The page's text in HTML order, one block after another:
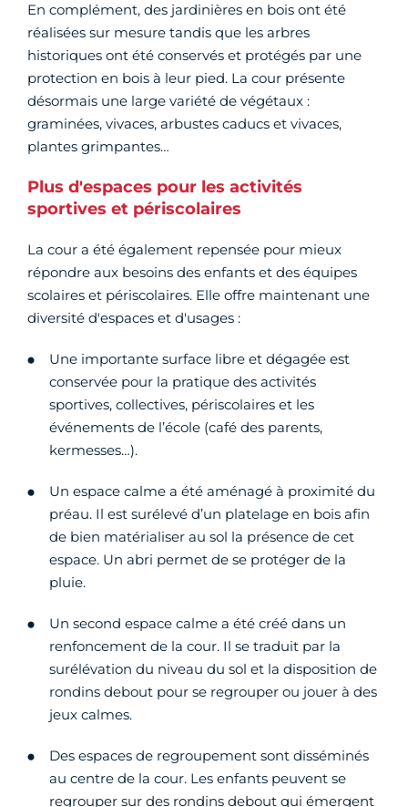
En complément, des jardinières en bois ont été
réalisées sur mesure tandis que les arbres
historiques ont été conservés et protégés par une
protection en bois à leur pied. La cour présente
désormais une large variété de végétaux :
graminées, vivaces, arbustes caducs et vivaces,
plantes grimpantes…
Plus d'espaces pour les activités
sportives et périscolaires
La cour a été également repensée pour mieux
répondre aux besoins des enfants et des équipes
scolaires et périscolaires. Elle offre maintenant une
diversité d'espaces et d'usages :
Une importante surface libre et dégagée est
conservée pour la pratique des activités
sportives, collectives, périscolaires et les
événements de l’école (café des parents,
kermesses…).
Un espace calme a été aménagé à proximité du
préau. Il est surélevé d’un platelage en bois afin
de bien matérialiser au sol la présence de cet
espace. Un abri permet de se protéger de la
pluie.
Un second espace calme a été créé dans un
renfoncement de la cour. Il se traduit par la
surélévation du niveau du sol et la disposition de
rondins debout pour se regrouper ou jouer à des
jeux calmes.
Des espaces de regroupement sont disséminés
au centre de la cour. Les enfants peuvent se
regrouper sur des rondins debout qui émergent